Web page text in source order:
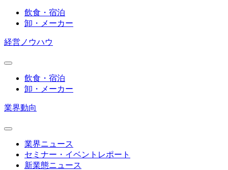
飲食・宿泊
卸・メーカー
経営ノウハウ
飲食・宿泊
卸・メーカー
業界動向
業界ニュース
セミナー・イベントレポート
新業態ニュース